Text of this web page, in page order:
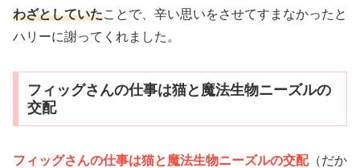
わざとしていたことで、辛い思いをさせてすまなかったと
ハリーに謝ってくれました。
フィッグさんの仕事は猫と魔法生物ニーズルの
交配
フィッグさんの仕事は猫と魔法生物ニーズルの交配（だか